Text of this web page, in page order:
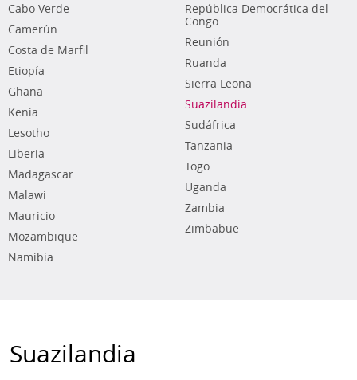
Cabo Verde
Camerún
Costa de Marfil
Etiopía
Ghana
Kenia
Lesotho
Liberia
Madagascar
Malawi
Mauricio
Mozambique
Namibia
República Democrática del
Congo
Reunión
Ruanda
Sierra Leona
Suazilandia
Sudáfrica
Tanzania
Togo
Uganda
Zambia
Zimbabue
Suazilandia